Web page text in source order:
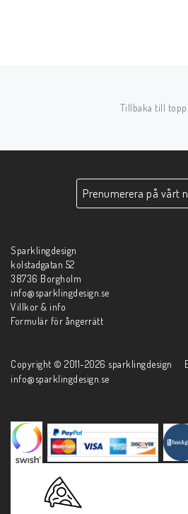
Tillbaka till
Prenumerera på vårt
Sparklingdesign
kolstadgatan 52
38736 Borgholm
info@sparklingdesign.se
Villkor & info
Formulär för ångerrätt
Copyright © 2011-2026 sparklingdesign
info@sparklingdesign.se